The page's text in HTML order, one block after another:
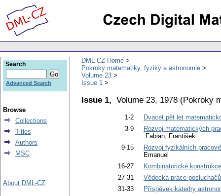
DML-CZ Home
Pokroky matematiky, fyziky a astronomie
Volume 23
Issue 1
Issue 1, Volume 23, 1978 (Pokroky
1-2
Dvacet pět let
3-9
Rozvoj matematických
Fabian, František
9-15
Rozvoj fyzikálních
Emanuel
16-27
Kombinatorické
27-31
Vědecká práce
31-33
Příspěvek katedry
Search
Advanced Search
Browse
Collections
Titles
Authors
MSC
About DML-CZ